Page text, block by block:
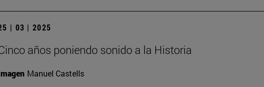
| 03 | 2025
años poniendo sonido a la Historia
Manuel Castells